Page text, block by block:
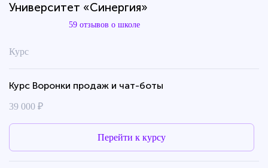
Университет «Синергия»
59 отзывов о школе
Курс
Курс Воронки продаж и чат-боты
39 000 ₽
Перейти к курсу